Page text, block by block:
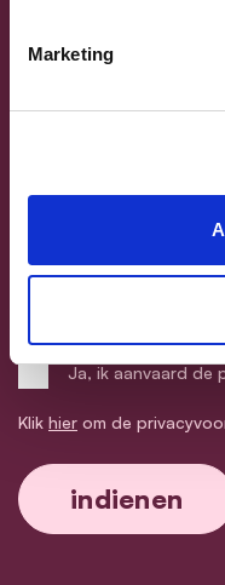
Marketing
Dankzij wie wil jij
Ja, ik word ook
Ja, ik word ook
Ja, ik aanvaard de
Klik hier om de